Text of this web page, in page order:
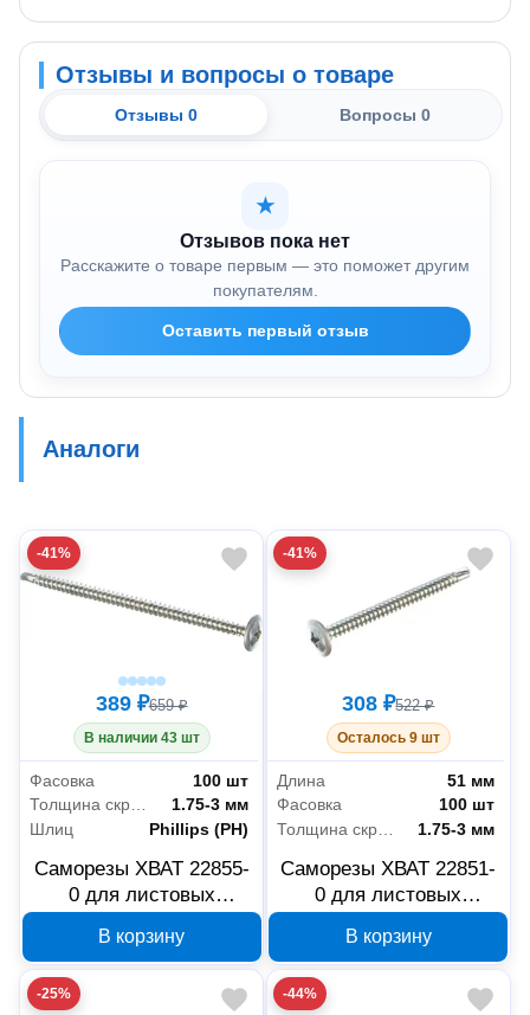
Отзывы и вопросы о товаре
Отзывы 0 Вопросы 0
★
Отзывов пока нет
Расскажите о товаре первым — это поможет другим
покупателям.
Оставить первый отзыв
Аналоги
-41%
389 ₽659 ₽
В наличии 43 шт
Фасовка
100 шт
Толщина скрепляемых материалов
1.75-3 мм
Шлиц
Phillips (PH)
Саморезы ХВАТ 22855-
0 для листовых
x 76 мм, 100 шт
В корзину
-41%
308 ₽522 ₽
Осталось 9 шт
Длина
51 мм
Фасовка
100 шт
Толщина скрепляемых материалов
1.75-3 мм
Саморезы ХВАТ 22851-
0 для листовых
x 51 мм, 100 шт
В корзину
-25% -44%